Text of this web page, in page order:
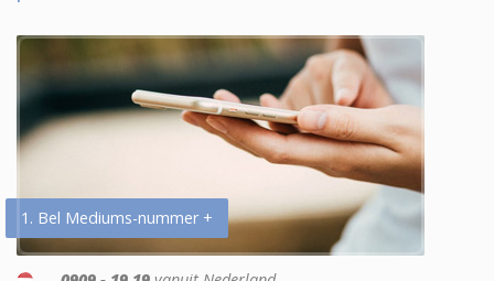
1. Bel Mediums-nummer +